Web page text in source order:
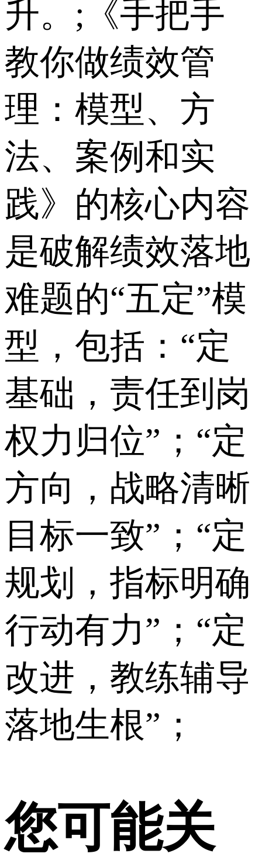
升。;《手把手
教你做绩效管
理：模型、方
法、案例和实
践》的核心内容
是破解绩效落地
难题的“五定”模
型，包括：“定
基础，责任到岗
权力归位”；“定
方向，战略清晰
目标一致”；“定
规划，指标明确
行动有力”；“定
改进，教练辅导
落地生根”；
您可能关